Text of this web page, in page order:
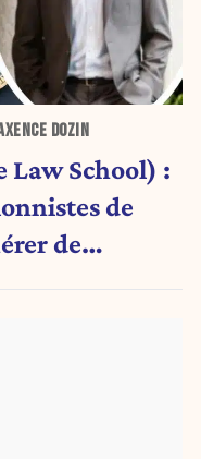
DOZIN
Law School) :
de
de